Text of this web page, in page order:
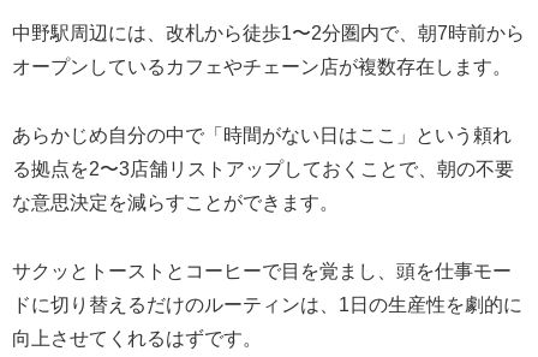
中野駅周辺には、改札から徒歩1〜2分圏内で、朝7時前から
オープンしているカフェやチェーン店が複数存在します。
あらかじめ自分の中で「時間がない日はここ」という頼れ
る拠点を2〜3店舗リストアップしておくことで、朝の不要
な意思決定を減らすことができます。
サクッとトーストとコーヒーで目を覚まし、頭を仕事モー
ドに切り替えるだけのルーティンは、1日の生産性を劇的に
向上させてくれるはずです。